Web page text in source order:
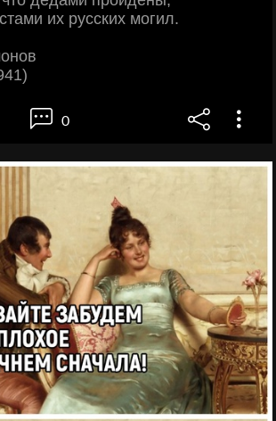
их русских могил.
0